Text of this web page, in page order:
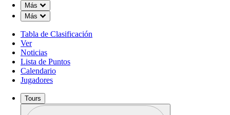
Más
Down Chevron
Más
Down Chevron
Tabla de Clasificación
Ver
Noticias
Lista de Puntos
Calendario
Jugadores
Tours